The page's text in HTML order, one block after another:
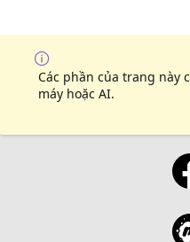
Các phần của trang này
máy hoặc AI.